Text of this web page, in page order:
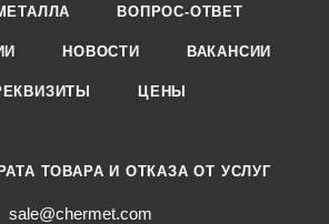
ВОПРОС-ОТВЕТ
НОВОСТИ ВАКАНСИИ
ЦЕНЫ
ТОВАРА И ОТКАЗА ОТ УСЛУГ
sale@chermet.com